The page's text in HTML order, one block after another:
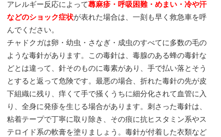
アレルギー反応によって蕁麻疹・呼吸困難・めまい・冷や汗
などのショック症状が表れた場合は、一刻も早く救急車を呼
んでください。
チャドクガは卵・幼虫・さなぎ・成虫のすべてに多数の毛の
ような毒針があります。この毒針は、毒腺のある蜂の毒針な
どとは違って、針そのものに毒素があり、手で払い落とそう
とすると返って危険です。最悪の場合、折れた毒針の先が皮
下組織に残り、痒くて手で掻くうちに細分化されて血管に入
り、全身に発疹を生じる場合があります。刺さった毒針は、
粘着テープで丁寧に取り除き、その痕に抗ヒスタミン系やス
テロイド系の軟膏を塗りましょう。毒針が付着した衣類など